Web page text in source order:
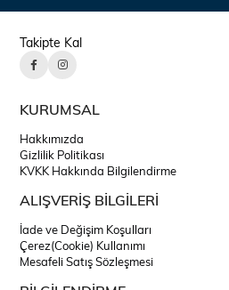
Takipte Kal
KURUMSAL
Hakkımızda
Gizlilik Politikası
KVKK Hakkında Bilgilendirme
ALIŞVERİŞ BİLGİLERİ
İade ve Değişim Koşulları
Çerez(Cookie) Kullanımı
Mesafeli Satış Sözleşmesi